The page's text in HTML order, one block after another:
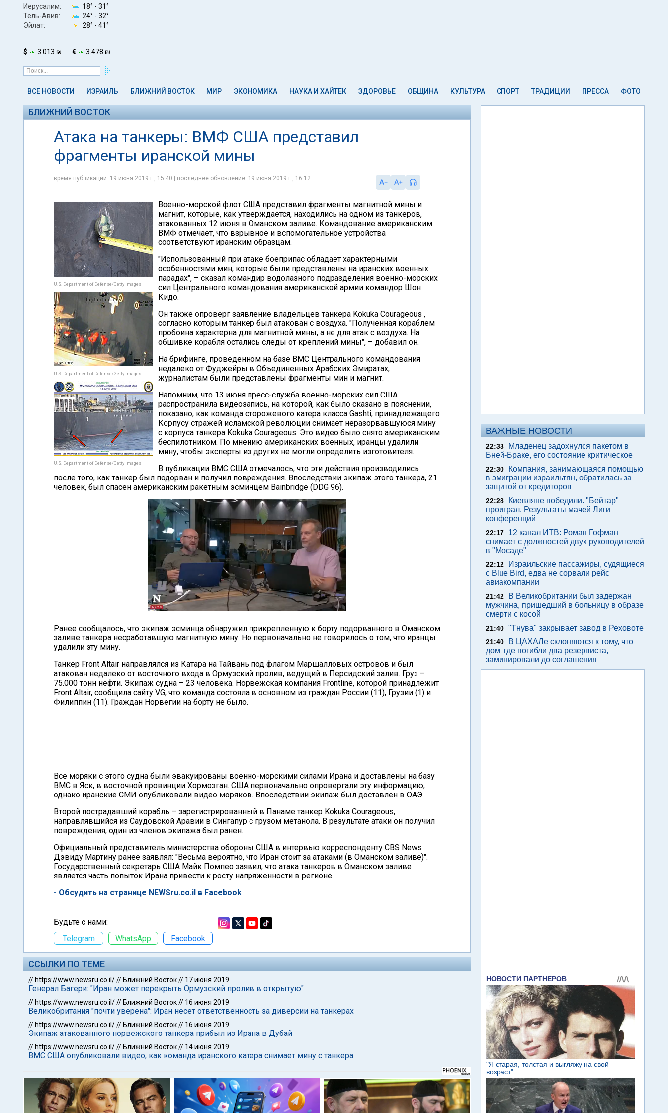
Иерусалим: 18° - 31°
Тель-Авив:
24° - 32°
Эйлат:
28° - 41°
$ 3.013 ₪ € 3.478 ₪
ВСЕ НОВОСТИ ИЗРАИЛЬ БЛИЖНИЙ ВОСТОК МИР ЭКОНОМИКА НАУКА И ХАЙТЕК ЗДОРОВЬЕ ОБЩИНА КУЛЬТУРА СПОРТ ТРАДИЦИИ ПРЕССА ФОТО
БЛИЖНИЙ ВОСТОК
Атака на танкеры: ВМФ США представил
фрагменты иранской мины
время публикации: 19 июня 2019 г., 15:40 | последнее обновление: 19 июня 2019 г., 16:12
U.S. Department of Defense/Getty Images
U.S. Department of Defense/Getty Images
U.S. Department of Defense/Getty Images
Военно-морской флот США представил фрагменты магнитной мины и
магнит, которые, как утверждается, находились на одном из танкеров,
атакованных 12 июня в Оманском заливе. Командование американским
ВМФ отмечает, что взрывное и вспомогательное устройства
соответствуют иранским образцам.
"Использованный при атаке боеприпас обладает характерными
особенностями мин, которые были представлены на иранских военных
парадах", – сказал командир водолазного подразделения военно-морских
сил Центрального командования американской армии командор Шон
Кидо.
Он также опроверг заявление владельцев танкера Kokuka Courageous ,
согласно которым танкер был атакован с воздуха. "Полученная кораблем
пробоина характерна для магнитной мины, а не для атак с воздуха. На
обшивке корабля остались следы от креплений мины", – добавил он.
На брифинге, проведенном на базе ВМС Центрального командования
недалеко от Фуджейры в Объединенных Арабских Эмиратах,
журналистам были представлены фрагменты мин и магнит.
Напомним, что 13 июня пресс-служба военно-морских сил США
распространила видеозапись, на которой, как было сказано в пояснении,
показано, как команда сторожевого катера класса Gashti, принадлежащего
Корпусу стражей исламской революции снимает неразорвавшуюся мину
с корпуса танкера Kokuka Courageous. Это видео было снято американским
беспилотником. По мнению американских военных, иранцы удалили
мину, чтобы эксперты из других не могли определить изготовителя.
В публикации ВМС США отмечалось, что эти действия производились
после того, как танкер был подорван и получил повреждения. Впоследствии экипаж этого танкера, 21
человек, был спасен американским ракетным эсминцем Bainbridge (DDG 96).
Ранее сообщалось, что экипаж эсминца обнаружил прикрепленную к борту подорванного в Оманском
заливе танкера несработавшую магнитную мину. Но первоначально не говорилось о том, что иранцы
удалили эту мину.
Танкер Front Altair направлялся из Катара на Тайвань под флагом Маршалловых островов и был
атакован недалеко от восточного входа в Ормузский пролив, ведущий в Персидский залив. Груз –
75.000 тонн нефти. Экипаж судна – 23 человека. Норвежская компания Frontline, которой принадлежит
Front Altair, сообщила сайту VG, что команда состояла в основном из граждан России (11), Грузии (1) и
Филиппин (11). Граждан Норвегии на борту не было.
Все моряки с этого судна были эвакуированы военно-морскими силами Ирана и доставлены на базу
ВМС в Яск, в восточной провинции Хормозган. США первоначально опровергали эту информацию,
однако иранские СМИ опубликовали видео моряков. Впоследствии экипаж был доставлен в ОАЭ.
Второй пострадавший корабль – зарегистрированный в Панаме танкер Kokuka Courageous,
направлявшийся из Саудовской Аравии в Сингапур с грузом метанола. В результате атаки он получил
повреждения, один из членов экипажа был ранен.
Официальный представитель министерства обороны США в интервью корреспонденту CBS News
Дэвиду Мартину ранее заявлял: "Весьма вероятно, что Иран стоит за атаками (в Оманском заливе)".
Государственный секретарь США Майк Помпео заявил, что атака танкеров в Оманском заливе
является часть попыток Ирана привести к росту напряженности в регионе.
- Обсудить на странице NEWSru.co.il в Facebook
Будьте с нами:
Telegram
WhatsApp Facebook
ССЫЛКИ ПО ТЕМЕ
// https://www.newsru.co.il/// Ближний Восток// 17 июня 2019
Генерал Багери: "Иран может перекрыть Ормузский пролив в открытую"
// https://www.newsru.co.il/// Ближний Восток// 16 июня 2019
Великобритания "почти уверена": Иран несет ответственность за диверсии на танкерах
// https://www.newsru.co.il/// Ближний Восток// 16 июня 2019
Экипаж атакованного норвежского танкера прибыл из Ирана в Дубай
// https://www.newsru.co.il/// Ближний Восток// 14 июня 2019
ВМС США опубликовали видео, как команда иранского катера снимает мину с танкера
ВАЖНЫЕ НОВОСТИ
22:33
Младенец задохнулся пакетом в
Бней-Браке, его состояние критическое
22:30
Компания, занимающаяся помощью
в эмиграции израильтян, обратилась за
защитой от кредиторов
22:28
Киевляне победили. "Бейтар"
проиграл. Результаты мачей Лиги
конференций
22:17
12 канал ИТВ: Роман Гофман
снимает с должностей двух руководителей
в "Мосаде"
22:12
Израильские пассажиры, судящиеся
с Blue Bird, едва не сорвали рейс
авиакомпании
21:42
В Великобритании был задержан
мужчина, пришедший в больницу в образе
смерти с косой
21:40 "Тнува" закрывает завод в Реховоте
21:40
В ЦАХАЛе склоняются к тому, что
дом, где погибли два резервиста,
заминировали до соглашения